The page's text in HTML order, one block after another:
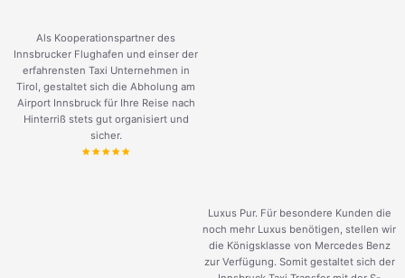
Als Kooperationspartner des
Innsbrucker Flughafen und einser der
erfahrensten Taxi Unternehmen in
Tirol, gestaltet sich die Abholung am
Airport Innsbruck für Ihre Reise nach
Hinterriß stets gut organisiert und
sicher.
Luxus Pur. Für besondere Kunden die
noch mehr Luxus benötigen, stellen wir
die Königsklasse von Mercedes Benz
zur Verfügung. Somit gestaltet sich der